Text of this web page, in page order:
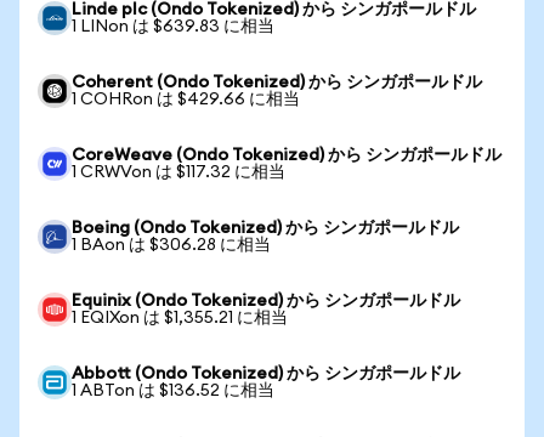
Linde plc (Ondo Tokenized) から シンガポールドル
1 LINon は $639.83 に相当
Coherent (Ondo Tokenized) から シンガポールドル
1 COHRon は $429.66 に相当
CoreWeave (Ondo Tokenized) から シンガポールドル
1 CRWVon は $117.32 に相当
Boeing (Ondo Tokenized) から シンガポールドル
1 BAon は $306.28 に相当
Equinix (Ondo Tokenized) から シンガポールドル
1 EQIXon は $1,355.21 に相当
Abbott (Ondo Tokenized) から シンガポールドル
1 ABTon は $136.52 に相当